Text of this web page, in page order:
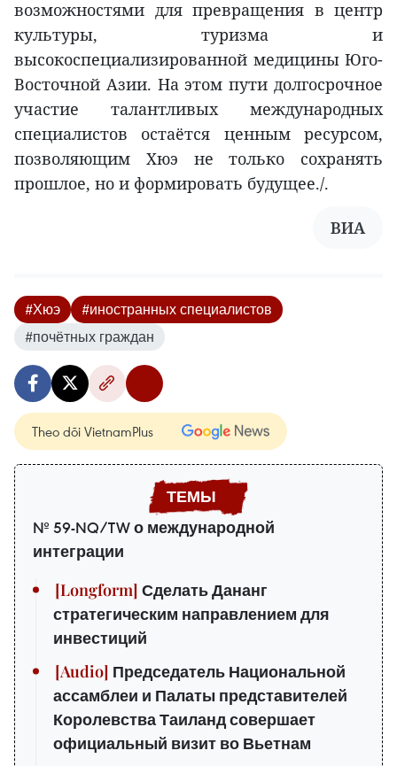
возможностями для превращения в центр
культуры, туризма и
высокоспециализированной медицины Юго-
Восточной Азии. На этом пути долгосрочное
участие талантливых международных
специалистов остаётся ценным ресурсом,
позволяющим Хюэ не только сохранять
прошлое, но и формировать будущее./.
ВИA
#Хюэ
#иностранных специалистов
#почётных граждан
Theo dõi VietnamPlus
№ 59-NQ/TW о международной
интеграции
Сделать Дананг
стратегическим направлением для
инвестиций
Председатель Национальной
ассамблеи и Палаты представителей
Королевства Таиланд совершает
официальный визит во Вьетнам